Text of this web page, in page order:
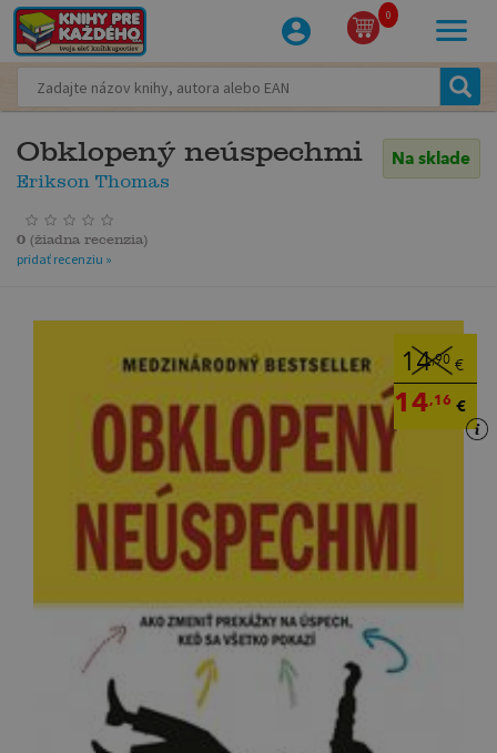
0
Obklopený neúspechmi
Erikson Thomas
Na sklade
0 (žiadna recenzia)
pridať recenziu »
14,90 €
14,16 €